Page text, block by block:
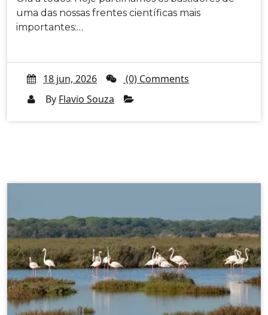
uma das nossas frentes científicas mais
importantes:…
18 jun, 2026
(0) Comments
By Flavio Souza